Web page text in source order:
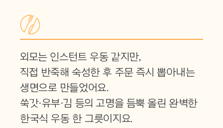
외모는 인스턴트 우동 같지만,
직접 반죽해 숙성한 후 주문 즉시 뽑아내는
생면으로 만들었어요.
쑥갓·유부·김 등의 고명을 듬뿍 올린 완벽한
한국식 우동 한 그릇이지요.